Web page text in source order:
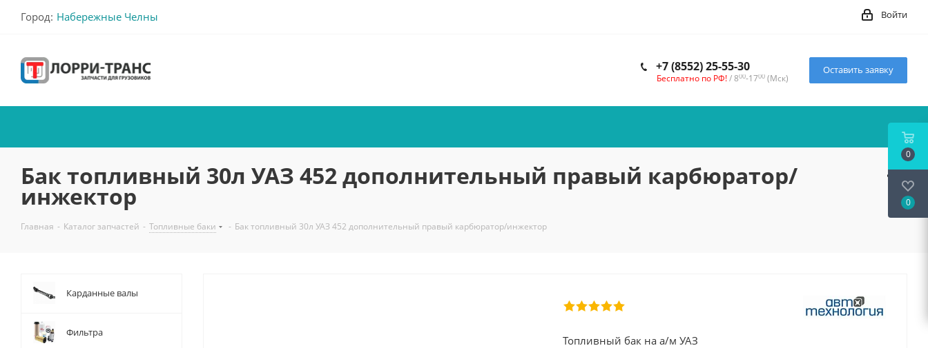
Город: Набережные Челны Войти
+7 (8552) 25-55-30
Бесплатно по РФ!/ 800-1700 (Мск)
Оставить заявку
Бак топливный 30л УАЗ 452 дополнительный правый карбюратор/
инжектор
Главная - Каталог запчастей - Топливные баки - Бак топливный 30л УАЗ 452 дополнительный правый карбюратор/инжектор
Топливный бак на а/м УАЗ
Карданные валы
Фильтра
0
0